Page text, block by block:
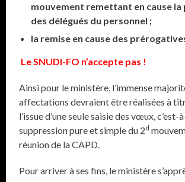
mouvement remettant en cause la
des délégués du personnel ;
la remise en cause des
Le SNUDI-FO n’accepte pas !
Ainsi pour le ministère, l’immense
affectations devraient être réalisées à
l’issue d’une seule saisie des vœux, c’est-
suppression pure et simple du 2d
réunion de la CAPD.
Pour arriver à ses fins, le ministère